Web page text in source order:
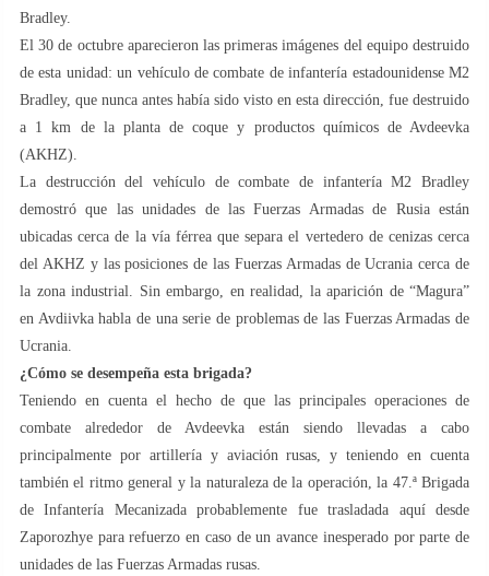
Bradley.
El 30 de octubre aparecieron las primeras imágenes del equipo destruido
de esta unidad: un vehículo de combate de infantería estadounidense M2
Bradley, que nunca antes había sido visto en esta dirección, fue destruido
a 1 km de la planta de coque y productos químicos de Avdeevka
(AKHZ).
La destrucción del vehículo de combate de infantería M2 Bradley
demostró que las unidades de las Fuerzas Armadas de Rusia están
ubicadas cerca de la vía férrea que separa el vertedero de cenizas cerca
del AKHZ y las posiciones de las Fuerzas Armadas de Ucrania cerca de
la zona industrial. Sin embargo, en realidad, la aparición de “Magura”
en Avdiivka habla de una serie de problemas de las Fuerzas Armadas de
Ucrania.
¿Cómo se desempeña esta brigada?
Teniendo en cuenta el hecho de que las principales operaciones de
combate alrededor de Avdeevka están siendo llevadas a cabo
principalmente por artillería y aviación rusas, y teniendo en cuenta
también el ritmo general y la naturaleza de la operación, la 47.ª Brigada
de Infantería Mecanizada probablemente fue trasladada aquí desde
Zaporozhye para refuerzo en caso de un avance inesperado por parte de
unidades de las Fuerzas Armadas rusas.